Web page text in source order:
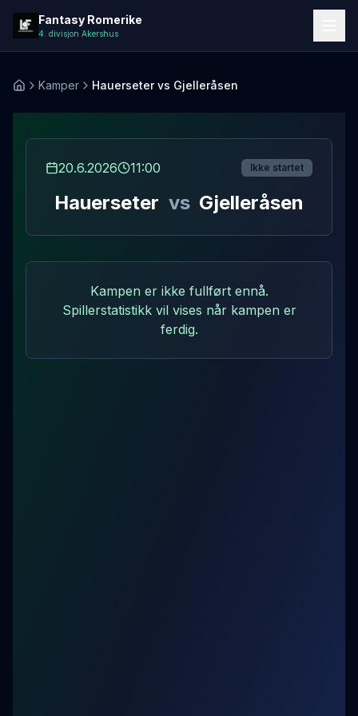
Fantasy Romerike
4. divisjon Akershus
Hjem Kamper Hauerseter vs Gjelleråsen
20.6.2026 11:00 Ikke startet
Hauerseter vs Gjelleråsen
Kampen er ikke fullført ennå.
Spillerstatistikk vil vises når kampen er
ferdig.
Laster kampdetaljer...